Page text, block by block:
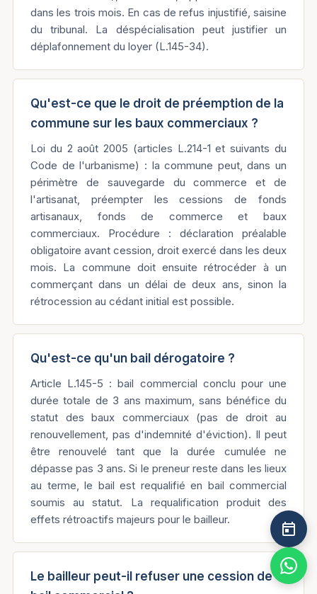
dans les trois mois. En cas de refus injustifié, saisine
du tribunal. La déspécialisation peut justifier un
déplafonnement du loyer (L.145-34).
Qu'est-ce que le droit de préemption de la
commune sur les baux commerciaux ?
Loi du 2 août 2005 (articles L.214-1 et suivants du
Code de l'urbanisme) : la commune peut, dans un
périmètre de sauvegarde du commerce et de
l'artisanat, préempter les cessions de fonds
artisanaux, fonds de commerce et baux
commerciaux. Procédure : déclaration préalable
obligatoire avant cession, droit exercé dans les deux
mois. La commune doit ensuite rétrocéder à un
commerçant dans un délai de deux ans, sinon la
rétrocession au cédant initial est possible.
Qu'est-ce qu'un bail dérogatoire ?
Article L.145-5 : bail commercial conclu pour une
durée totale de 3 ans maximum, sans bénéfice du
statut des baux commerciaux (pas de droit au
renouvellement, pas d'indemnité d'éviction). Il peut
être renouvelé tant que la durée cumulée ne
dépasse pas 3 ans. Si le preneur reste dans les lieux
au terme, le bail est requalifié en bail commercial
soumis au statut. La requalification produit des
effets rétroactifs majeurs pour le bailleur.
Le bailleur peut-il refuser une cession de